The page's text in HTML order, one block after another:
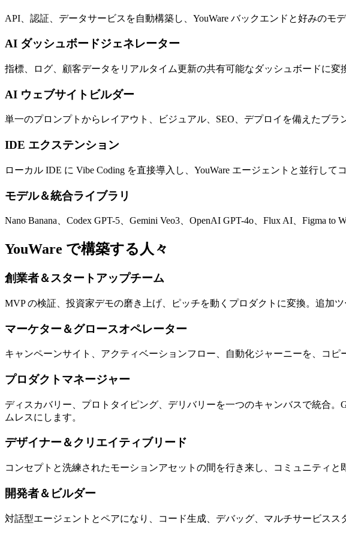
API、認証、データサービスを自動構築し、YouWare バックエンドと好みの
AI ダッシュボードジェネレーター
指標、ログ、顧客データをリアルタイム更新の共有可能なダッシュボードに変
AI ウェブサイトビルダー
単一のプロンプトからレイアウト、ビジュアル、SEO、デプロイを備えたブ
IDE エクステンション
ローカル IDE に Vibe Coding を直接導入し、YouWare エージェントと並行し
モデル＆統合ライブラリ
Nano Banana、Codex GPT-5、Gemini Veo3、OpenAI GPT-4o、Flux AI、Figma
YouWare で構築する人々
創業者＆スタートアップチーム
MVP の検証、投資家デモの磨き上げ、ピッチを動くプロダクトに変換。追加
マーケター＆グロースオペレーター
キャンペーンサイト、アクティベーションフロー、自動化ジャーニーを、コ
プロダクトマネージャー
ディスカバリー、プロトタイピング、デリバリーを一つのキャンバスで統合
ムレスにします。
デザイナー＆クリエイティブリード
コンセプトと洗練されたモーションアセットの間を行き来し、コミュニティ
開発者＆ビルダー
対話型エージェントとペアになり、コード生成、デバッグ、マルチサービス